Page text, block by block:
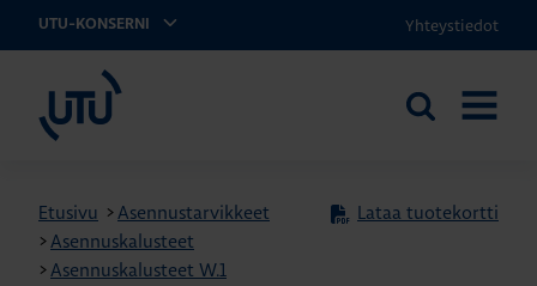
UTU-KONSERNI Yhteystiedot
Etsi
Etusivu >Asennustarvikkeet
>Asennuskalusteet
>Asennuskalusteet W.1
Lataa tuotekortti